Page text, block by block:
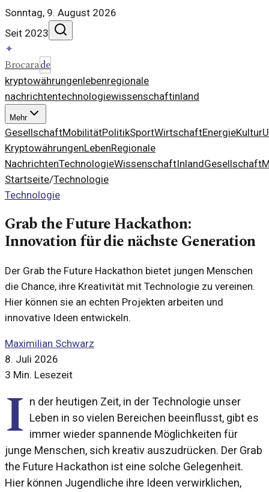
Sonntag, 9. August 2026
Seit 2023
✦
Brocarade
kryptowährungenlebenregionale
nachrichtentechnologiewissenschaftinland
Mehr
GesellschaftMobilitätPolitikSportWirtschaftEnergieKultur
KryptowährungenLebenRegionale
NachrichtenTechnologieWissenschaftInlandGesellschaft
Startseite/Technologie
Technologie
Grab the Future Hackathon:
Innovation für die nächste Generation
Der Grab the Future Hackathon bietet jungen Menschen
die Chance, ihre Kreativität mit Technologie zu vereinen.
Hier können sie an echten Projekten arbeiten und
innovative Ideen entwickeln.
Maximilian Schwarz
8. Juli 2026
3 Min. Lesezeit
I n der heutigen Zeit, in der Technologie unser
Leben in so vielen Bereichen beeinflusst, gibt es
immer wieder spannende Möglichkeiten für
junge Menschen, sich kreativ auszudrücken. Der Grab
the Future Hackathon ist eine solche Gelegenheit.
Hier können Jugendliche ihre Ideen verwirklichen,